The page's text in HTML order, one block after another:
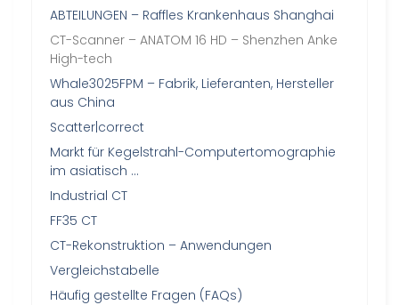
ABTEILUNGEN – Raffles Krankenhaus Shanghai
CT-Scanner – ANATOM 16 HD – Shenzhen Anke
High-tech
Whale3025FPM – Fabrik, Lieferanten, Hersteller
aus China
Scatter|correct
Markt für Kegelstrahl-Computertomographie
im asiatisch …
Industrial CT
FF35 CT
CT-Rekonstruktion – Anwendungen
Vergleichstabelle
Häufig gestellte Fragen (FAQs)